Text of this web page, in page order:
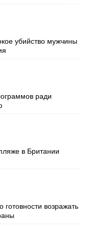
убийство мужчины
ради
в Британии
возражать